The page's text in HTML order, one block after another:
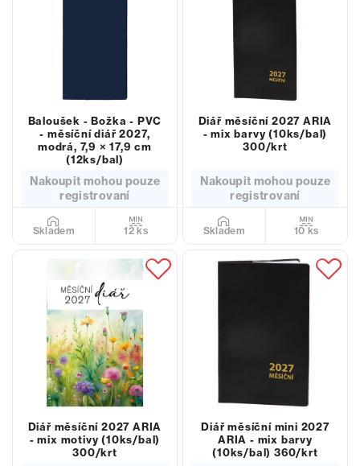
Baloušek - Božka - PVC
- měsíční diář 2027,
modrá, 7,9 × 17,9 cm
(12ks/bal)
Nakoupit mohou pouze
registrovaní
Skladem 12 ks
Diář měsíční 2027 ARIA
- mix barvy (10ks/bal)
300/krt
Nakoupit mohou pouze
registrovaní
Skladem 10 ks
Diář měsíční 2027 ARIA
- mix motivy (10ks/bal)
300/krt
Diář měsíční mini 2027
ARIA - mix barvy
(10ks/bal) 360/krt